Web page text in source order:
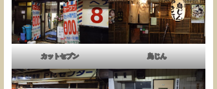
カットセブン 鳥じん